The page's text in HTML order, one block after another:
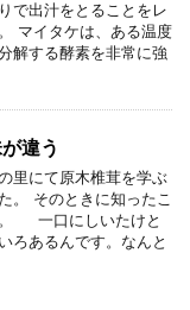
で出汁をとることをレ
マイタケは、ある温度
解する酵素を非常に強
違う
里にて原木椎茸を学ぶ
。 そのときに知ったこ
。 一口にしいたけと
ろあるんです。なんと